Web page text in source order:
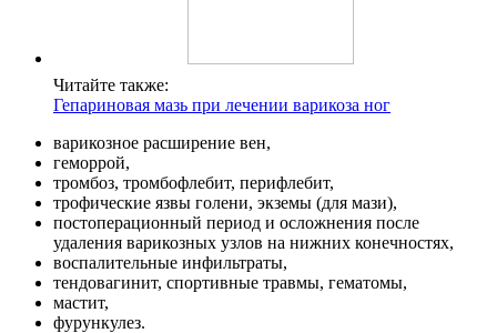
Читайте также:
Гепариновая мазь при лечении варикоза ног
варикозное расширение вен,
геморрой,
тромбоз, тромбофлебит, перифлебит,
трофические язвы голени, экземы (для мази),
постоперационный период и осложнения после
удаления варикозных узлов на нижних конечностях,
воспалительные инфильтраты,
тендовагинит, спортивные травмы, гематомы,
мастит,
фурункулез.